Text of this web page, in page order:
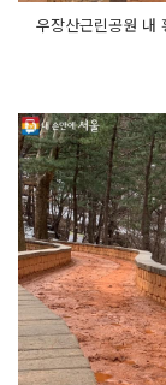
우장산근린공원 내